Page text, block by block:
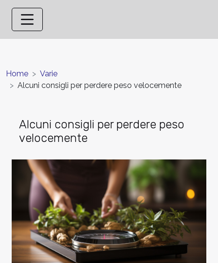
Home
Varie
Alcuni consigli per perdere peso velocemente
Alcuni consigli per perdere peso
velocemente